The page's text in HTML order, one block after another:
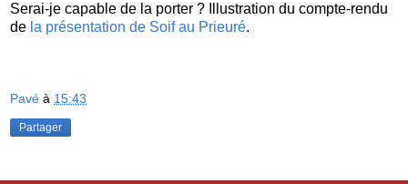
Serai-je capable de la porter ? Illustration du compte-rendu
de la présentation de Soif au Prieuré.
Pavé à 15:43
Partager